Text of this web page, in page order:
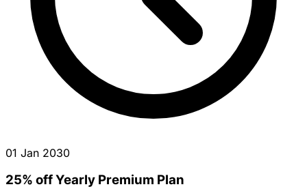
01 Jan 2030
25% off Yearly Premium Plan